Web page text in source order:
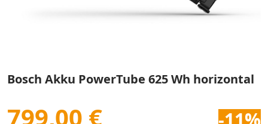
Bosch Akku PowerTube 625 Wh horizontal
799,00 €